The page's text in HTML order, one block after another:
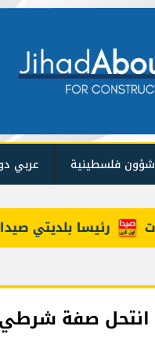
شؤون فلسطينية عربي
رئيسا بلديتي صيدا